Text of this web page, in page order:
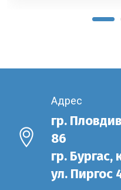
Адрес
гр.
86
гр. Бургас,
ул. Пиргос